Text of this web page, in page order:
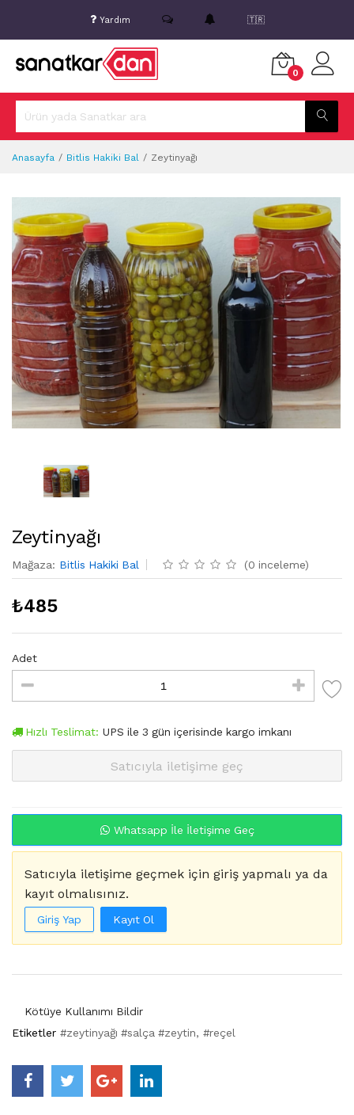
Yardım 🇹🇷
0
Anasayfa Bitlis Hakiki Bal Zeytinyağı
Zeytinyağı
Mağaza: Bitlis Hakiki Bal (0 inceleme)
₺485
Adet
Hızlı Teslimat: UPS ile 3 gün içerisinde kargo imkanı
Satıcıyla iletişime geç
Whatsapp İle İletişime Geç
Satıcıyla iletişime geçmek için giriş yapmalı ya da
kayıt olmalısınız.
Giriş Yap Kayıt Ol
Kötüye Kullanımı Bildir
Etiketler #zeytinyağı #salça #zeytin #reçel